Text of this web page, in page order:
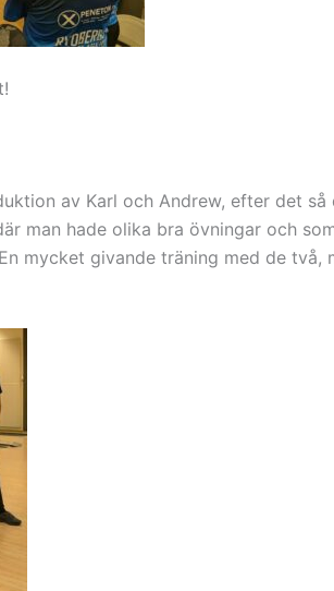
av Karl och Andrew, efter det så
man hade olika bra övningar och
mycket givande träning med de två,